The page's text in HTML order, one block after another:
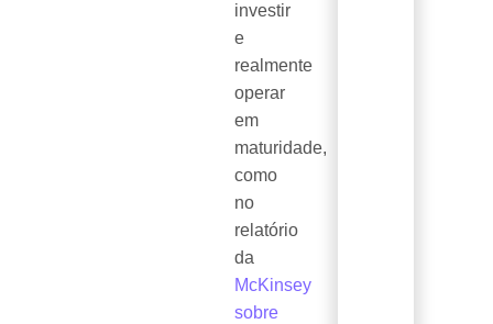
investir
e
realmente
operar
em
maturidade,
como
no
relatório
da
McKinsey
sobre